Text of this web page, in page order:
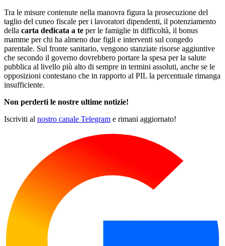
Tra le misure contenute nella manovra figura la prosecuzione del
taglio del cuneo fiscale per i lavoratori dipendenti, il potenziamento
della carta dedicata a te per le famiglie in difficoltà, il bonus
mamme per chi ha almeno due figli e interventi sul congedo
parentale. Sul fronte sanitario, vengono stanziate risorse aggiuntive
che secondo il governo dovrebbero portare la spesa per la salute
pubblica al livello più alto di sempre in termini assoluti, anche se le
opposizioni contestano che in rapporto al PIL la percentuale rimanga
insufficiente.
Non perderti le nostre ultime notizie!
Iscriviti al nostro canale Telegram e rimani aggiornato!